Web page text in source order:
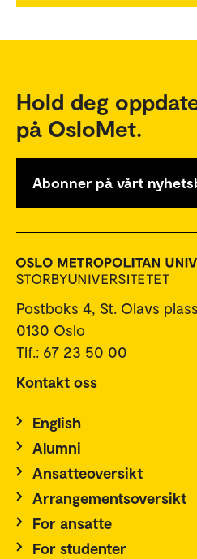
Hold deg
på OsloMet.
Abonner på vårt
Postboks 4, St. Olavs plass
0130 Oslo
Tlf.: 67 23 50 00
Kontakt oss
English
Alumni
Ansatteoversikt
Arrangementsoversikt
For ansatte
For studenter